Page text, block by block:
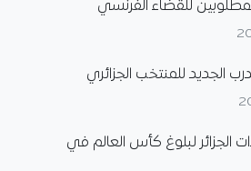
للقضاء الفرنسي
الجديد للمنتخب الجزائري
الجزائر لبلوغ كأس العالم في